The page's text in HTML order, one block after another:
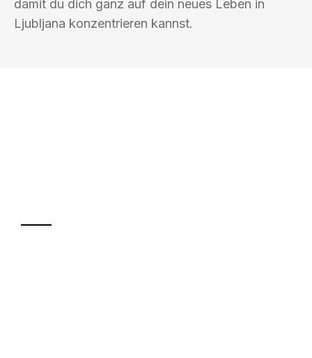
damit du dich ganz auf dein neues Leben in
Ljubljana konzentrieren kannst.